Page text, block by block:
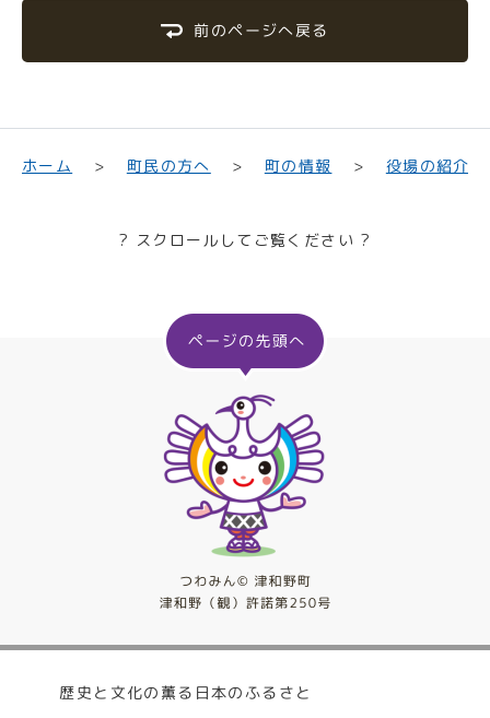
前のページへ戻る
ホーム 町民の方へ 町の情報 役場の紹介
? スクロールしてご覧ください ?
歴史と文化の薫る日本のふるさと